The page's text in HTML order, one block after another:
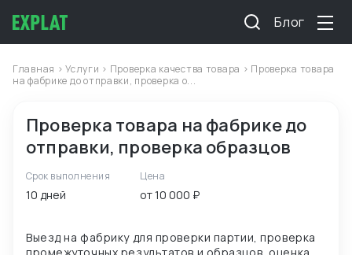
Блог
Главная >Услуги > Проверка качества товара > Проверка товара
на фабрике до отправки, проверка о...
Проверка товара на фабрике до
отправки, проверка образцов
Срок выполнения
10 дней
Цена
от 10 000 ₽
Выезд на фабрику для проверки партии, проверка